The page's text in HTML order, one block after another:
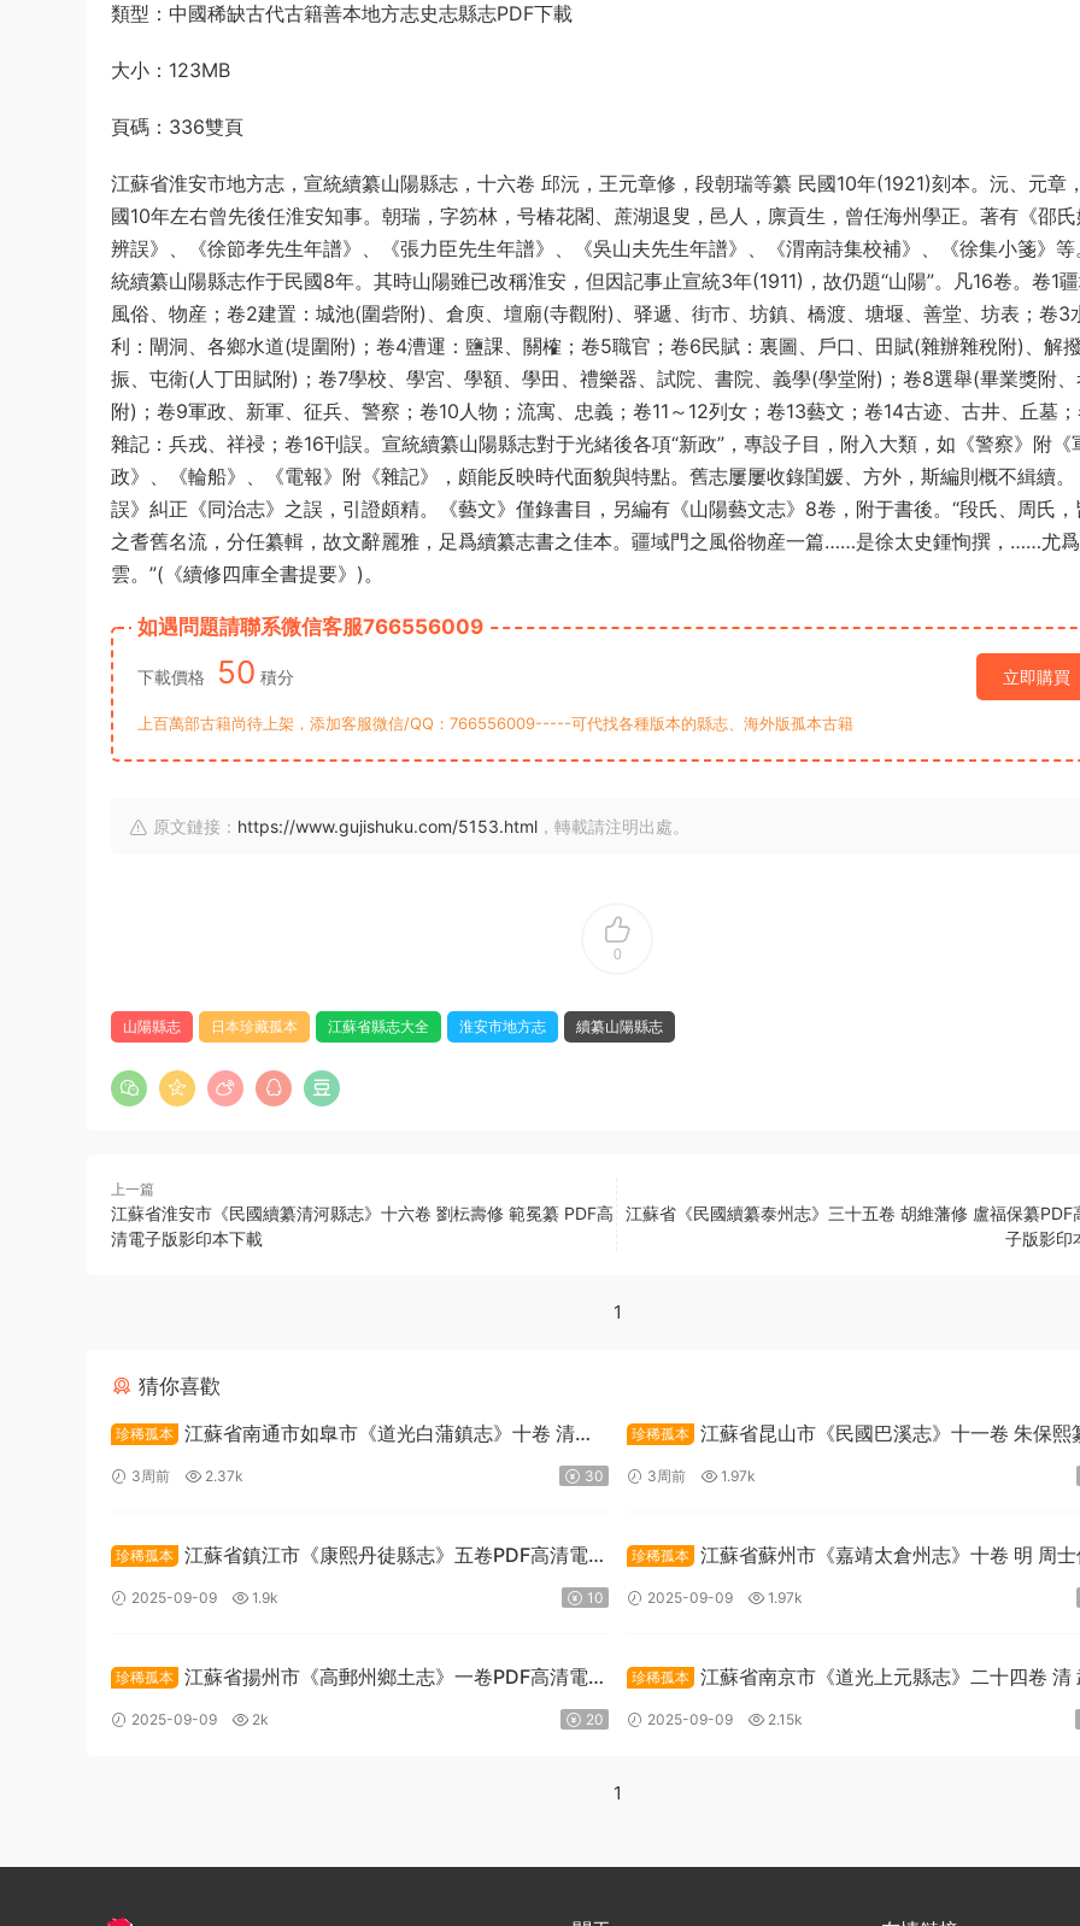
類型：中國稀缺古代古籍善本地方志史志縣志PDF下載
大小：123MB
頁碼：336雙頁
江蘇省淮安市地方志，宣統續纂山陽縣志，十六卷 邱沅，王元章修，段朝瑞等纂 民國10年(1921)刻本。沅、元章
國10年左右曾先後任淮安知事。朝瑞，字笏林，号椿花閣、蔗湖退叟，邑人，廪貢生，曾任海州學正。著有《邵
辨誤》、《徐節孝先生年譜》、《張力臣先生年譜》、《吳山夫先生年譜》、《渭南詩集校補》、《徐集小箋》等
統續纂山陽縣志作于民國8年。其時山陽雖已改稱淮安，但因記事止宣統3年(1911)，故仍題“山陽”。凡16卷。卷1疆
風俗、物産；卷2建置：城池(圍砦附)、倉庾、壇廟(寺觀附)、驿遞、街市、坊鎮、橋渡、塘堰、善堂、坊表；卷3
利：閘洞、各鄉水道(堤圍附)；卷4漕運：鹽課、關榷；卷5職官；卷6民賦：裏圖、戶口、田賦(雜辦雜稅附)、解
振、屯衛(人丁田賦附)；卷7學校、學宮、學額、學田、禮樂器、試院、書院、義學(學堂附)；卷8選舉(畢業獎附
附)；卷9軍政、新軍、征兵、警察；卷10人物；流寓、忠義；卷11～12列女；卷13藝文；卷14古迹、古井、丘墓
雜記：兵戎、祥祲；卷16刊誤。宣統續纂山陽縣志對于光緒後各項“新政”，專設子目，附入大類，如《警察》附《
政》、《輪船》、《電報》附《雜記》，頗能反映時代面貌與特點。舊志屢屢收錄閨媛、方外，斯編則概不緝續。
誤》糾正《同治志》之誤，引證頗精。《藝文》僅錄書目，另編有《山陽藝文志》8卷，附于書後。“段氏、周氏，
之耆舊名流，分任纂輯，故文辭麗雅，足爲續纂志書之佳本。疆域門之風俗物産一篇……是徐太史鍾恂撰，……尤
雲。”(《續修四庫全書提要》)。
如遇問題請聯系微信客服766556009
下載價格 50 積分 立即購買
上百萬部古籍尚待上架，添加客服微信/QQ：766556009-----可代找各種版本的縣志、海外版孤本古籍
原文鏈接： https://www.gujishuku.com/5153.html ，轉載請注明出處。
0
山陽縣志 日本珍藏孤本 江蘇省縣志大全 淮安市地方志 續纂山陽縣志
上一篇
江蘇省淮安市《民國續纂清河縣志》十六卷 劉枟壽修 範冕纂 PDF高
清電子版影印本下載
江蘇省《民國續纂泰州志》三十五卷 胡維藩修 盧福保纂PDF
子版影印
1
猜你喜歡
珍稀孤本 江蘇省南通市如臯市《道光白蒲鎮志》十卷 清姚
鵬春纂修PDF高清電子版下載
3周前 2.37k 30
珍稀孤本
江蘇省昆山市《民國巴溪志》十一卷 朱保熙
PDF高清電子版下載
3周前 1.97k
珍稀孤本 江蘇省鎮江市《康熙丹徒縣志》五卷PDF高清電子
版下載
2025-09-09 1.9k 10
珍稀孤本
江蘇省蘇州市《嘉靖太倉州志》十卷 明 周士
張寅纂PDF高清電子版下載
2025-09-09 1.97k
珍稀孤本 江蘇省揚州市《高郵州鄉土志》一卷PDF高清電子
版下載
2025-09-09 2k 20
珍稀孤本
江蘇省南京市《道光上元縣志》二十四卷 清
祖 陳道恒修 陳栻 伍光瑜纂PDF高清電子版下載
2025-09-09 2.15k
1